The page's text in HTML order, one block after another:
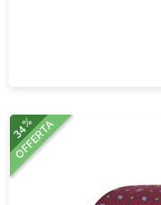
34%
OFFERTA